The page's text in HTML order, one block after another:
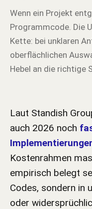
Wenn ein Projekt
Programmcode. Die
Kette: bei unklaren
oberflächlichen
Hebel an die richtige
Laut Standish
auch 2026 noch
Kostenrahmen
empirisch belegt
Codes, sondern in
oder